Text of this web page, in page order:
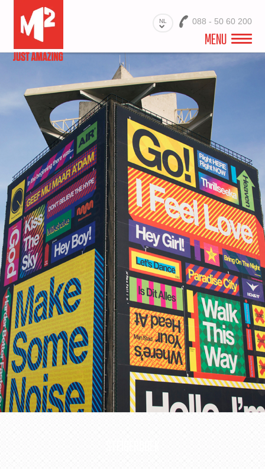
NL 088 - 50 60 200
MENU
WELKOM
VIDEO
PROJECTEN
BRANCHES
PRODUCTEN
MATERIALEN
DIENSTEN
OVER ONS
CONTACT
WEBSHOP